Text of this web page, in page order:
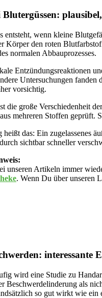
entsteht, wenn kleine
Körper den roten
normalen Abbauprozesses.
Entzündungsreaktionen
Untersuchungen fanden
vorsichtig.
die große Verschiedenheit
mehreren Stoffen geprüft.
heißt das: Ein zugelassenes
sichtbar schneller
unseren Artikeln immer
. Wenn Du über unseren
interessante
wird eine Studie zu
Beschwerdelinderung als
so gut wirkt wie ein